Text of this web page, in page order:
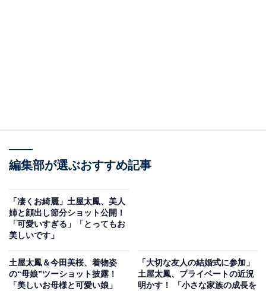
編集部が選ぶおすすめ記事
「凄くお綺麗」土屋太鳳、美人
姉と顔出し節分ショット公開！
「可愛いすぎる」「とってもお
美しいです」
土屋太鳳＆今田美桜、着物姿
の“母娘”ツーショット披露！
「美しいお母様と可愛い娘」
「大切な友人の結婚式に参加」
土屋太鳳、プライベートの近況
明かす！ 「小さな家族の成長を